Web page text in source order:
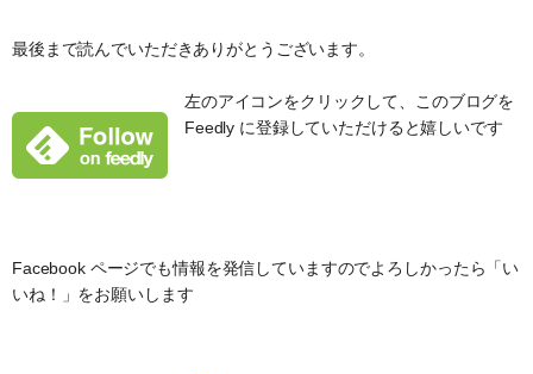
最後まで読んでいただきありがとうございます。
左のアイコンをクリックして、このブログを
Feedly に登録していただけると嬉しいです
Facebook ページでも情報を発信していますのでよろしかったら「い
いね！」をお願いします